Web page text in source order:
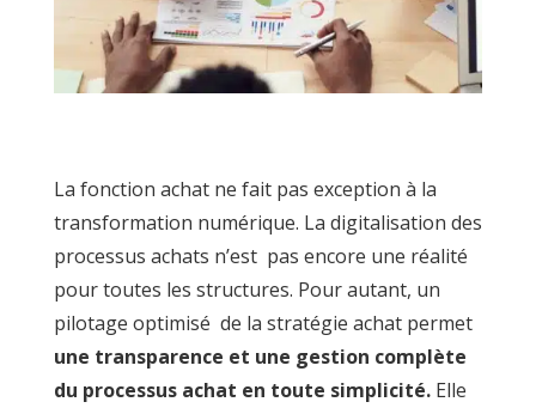
La fonction achat ne fait pas exception à la
transformation numérique. La digitalisation des
processus achats n’est pas encore une réalité
pour toutes les structures. Pour autant, un
pilotage optimisé de la stratégie achat permet
une transparence et une gestion complète
du processus achat en toute simplicité.Elle